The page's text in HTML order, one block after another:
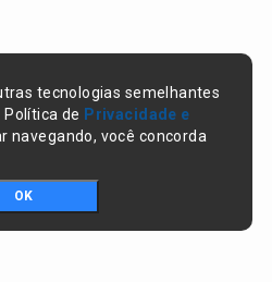
tecnologias semelhantes
de Privacidade e
navegando, você concorda
OK